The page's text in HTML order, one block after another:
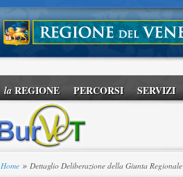
laREGIONE PERCORSI SERVIZI
Home » Dettaglio Deliberazione della Giunta Regionale